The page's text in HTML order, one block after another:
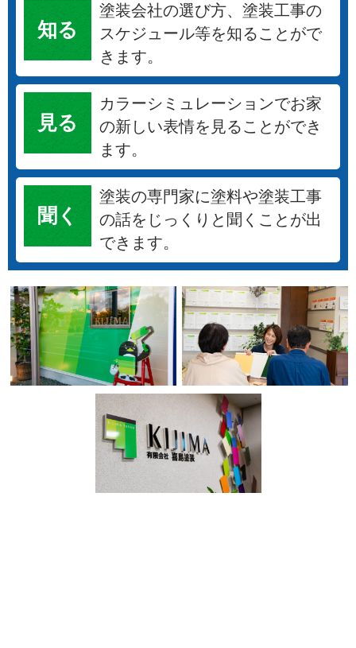
知る
塗装会社の選び方、塗装工事の
スケジュール等を知ることがで
きます。
見る
カラーシミュレーションでお家
の新しい表情を見ることができ
ます。
聞く
塗装の専門家に塗料や塗装工事
の話をじっくりと聞くことが出
できます。